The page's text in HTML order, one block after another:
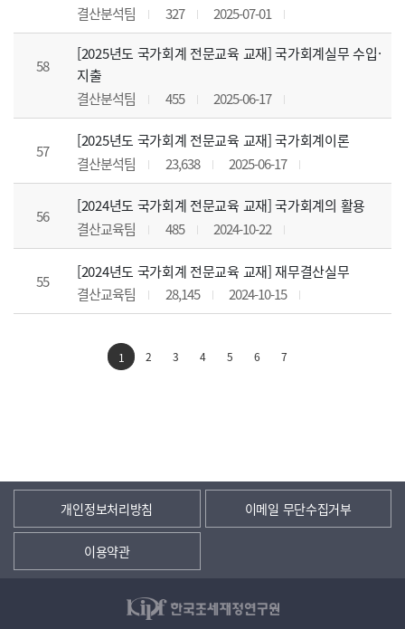
결산분석팀
327 2025-07-01
58
[2025년도 국가회계 전문교육 교재] 국가회계실무 수입·
지출
결산분석팀
455 2025-06-17
57
[2025년도 국가회계 전문교육 교재] 국가회계이론
결산분석팀
23,638 2025-06-17
56
[2024년도 국가회계 전문교육 교재] 국가회계의 활용
결산교육팀
485 2024-10-22
55
[2024년도 국가회계 전문교육 교재] 재무결산실무
결산교육팀
28,145 2024-10-15
1 2 3 4 5 6 7
개인정보처리방침 이메일 무단수집거부
이용약관